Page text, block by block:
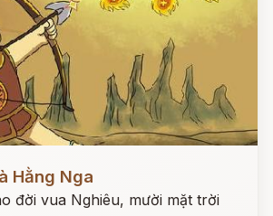
Hằng Nga
đời vua Nghiêu, mười mặt trời